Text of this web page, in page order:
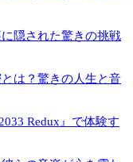
隠された驚きの挑戦
は？驚きの人生と音
Redux』で体験す